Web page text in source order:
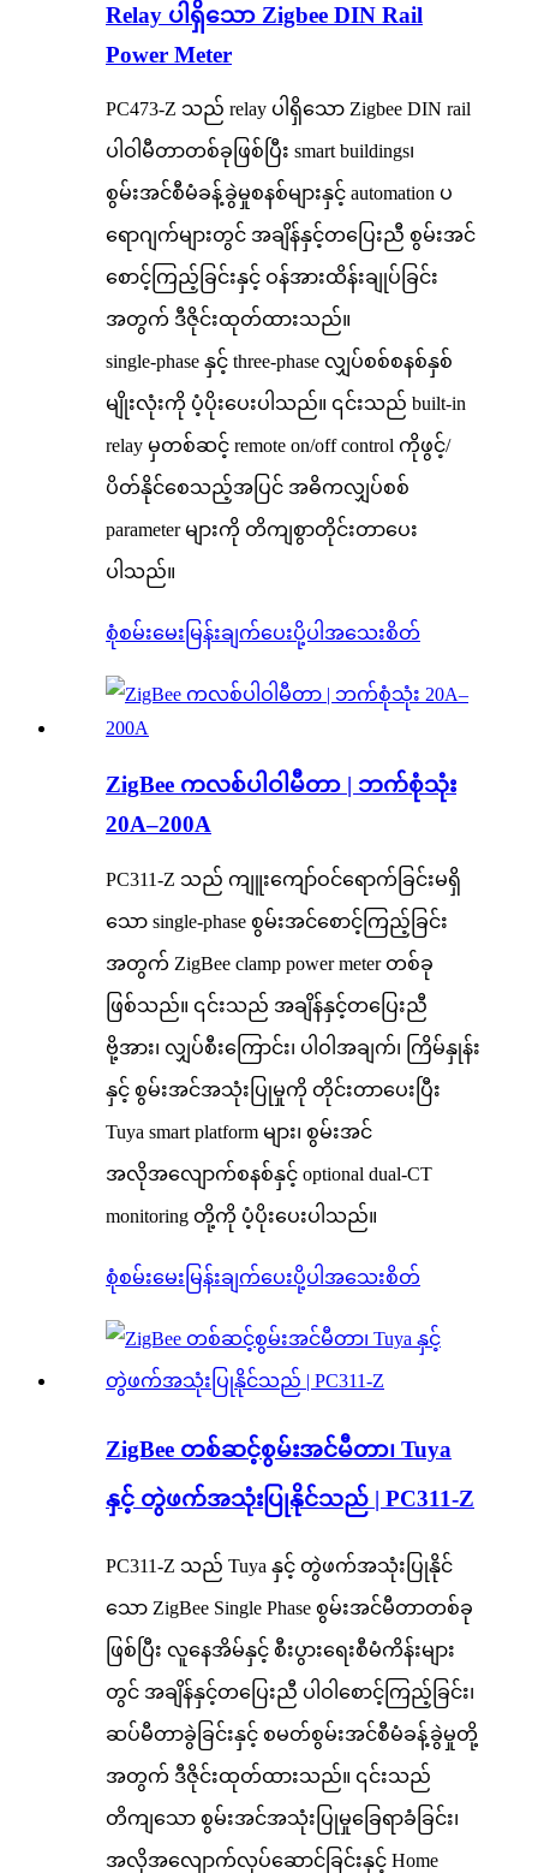
Relay ပါရှိသော Zigbee DIN Rail
Power Meter
PC473-Z သည် relay ပါရှိသော Zigbee DIN rail
ပါဝါမီတာတစ်ခုဖြစ်ပြီး smart buildings၊
စွမ်းအင်စီမံခန့်ခွဲမှုစနစ်များနှင့် automation ပ
ရောဂျက်များတွင် အချိန်နှင့်တပြေးညီ စွမ်းအင်
စောင့်ကြည့်ခြင်းနှင့် ဝန်အားထိန်းချုပ်ခြင်း
အတွက် ဒီဇိုင်းထုတ်ထားသည်။
single-phase နှင့် three-phase လျှပ်စစ်စနစ်နှစ်
မျိုးလုံးကို ပံ့ပိုးပေးပါသည်။ ၎င်းသည် built-in
relay မှတစ်ဆင့် remote on/off control ကိုဖွင့်/
ပိတ်နိုင်စေသည့်အပြင် အဓိကလျှပ်စစ်
parameter များကို တိကျစွာတိုင်းတာပေး
ပါသည်။
စုံစမ်းမေးမြန်းချက်ပေးပို့ပါ အသေးစိတ်
ZigBee ကလစ်ပါဝါမီတာ | ဘက်စုံသုံး
20A–200A
PC311-Z သည် ကျူးကျော်ဝင်ရောက်ခြင်းမရှိ
သော single-phase စွမ်းအင်စောင့်ကြည့်ခြင်း
အတွက် ZigBee clamp power meter တစ်ခု
ဖြစ်သည်။ ၎င်းသည် အချိန်နှင့်တပြေးညီ
ဗို့အား၊ လျှပ်စီးကြောင်း၊ ပါဝါအချက်၊ ကြိမ်နှုန်း
နှင့် စွမ်းအင်အသုံးပြုမှုကို တိုင်းတာပေးပြီး
Tuya smart platform များ၊ စွမ်းအင်
အလိုအလျောက်စနစ်နှင့် optional dual-CT
monitoring တို့ကို ပံ့ပိုးပေးပါသည်။
စုံစမ်းမေးမြန်းချက်ပေးပို့ပါ အသေးစိတ်
ZigBee တစ်ဆင့်စွမ်းအင်မီတာ၊ Tuya
နှင့် တွဲဖက်အသုံးပြုနိုင်သည် | PC311-Z
PC311-Z သည် Tuya နှင့် တွဲဖက်အသုံးပြုနိုင်
သော ZigBee Single Phase စွမ်းအင်မီတာတစ်ခု
ဖြစ်ပြီး လူနေအိမ်နှင့် စီးပွားရေးစီမံကိန်းများ
တွင် အချိန်နှင့်တပြေးညီ ပါဝါစောင့်ကြည့်ခြင်း၊
ဆပ်မီတာခွဲခြင်းနှင့် စမတ်စွမ်းအင်စီမံခန့်ခွဲမှုတို့
အတွက် ဒီဇိုင်းထုတ်ထားသည်။ ၎င်းသည်
တိကျသော စွမ်းအင်အသုံးပြုမှုခြေရာခံခြင်း၊
အလိုအလျောက်လုပ်ဆောင်ခြင်းနှင့် Home